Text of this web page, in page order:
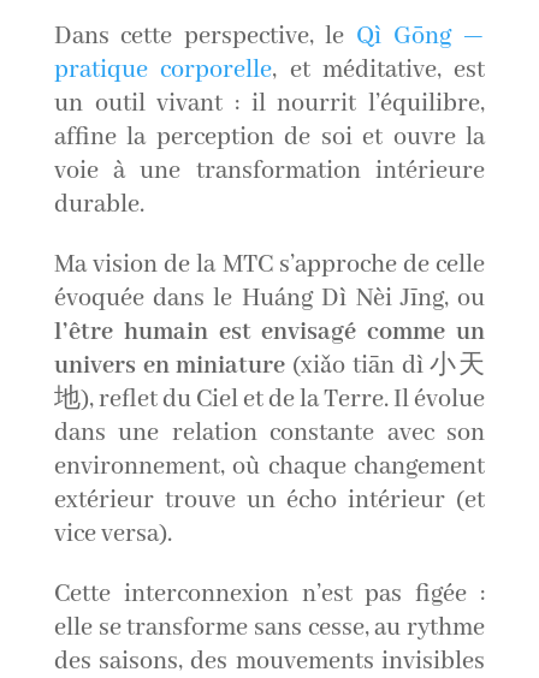
Dans cette perspective, le Qì Gōng —
pratique corporelle, et méditative, est
un outil vivant : il nourrit l’équilibre,
affine la perception de soi et ouvre la
voie à une transformation intérieure
durable.
Ma vision de la MTC s’approche de celle
évoquée dans le Huáng Dì Nèi Jīng, ou
l’être humain est envisagé comme un
univers en miniature (xiǎo tiān dì 小天
地), reflet du Ciel et de la Terre. Il évolue
dans une relation constante avec son
environnement, où chaque changement
extérieur trouve un écho intérieur (et
vice versa).
Cette interconnexion n’est pas figée :
elle se transforme sans cesse, au rythme
des saisons, des mouvements invisibles